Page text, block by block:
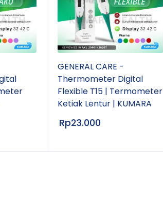
GENERAL CARE -
Thermometer Digital
Flexible T15 | Termometer
Ketiak Lentur | KUMARA
Rp23.000